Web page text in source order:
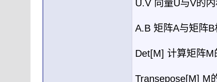
U.V 向量U与V的
A.B 矩阵A与矩阵B
Det[M] 计算矩阵M
Transepose[M] M